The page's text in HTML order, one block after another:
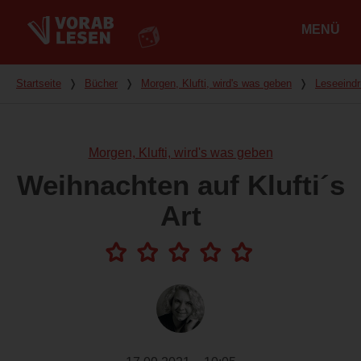
MENÜ
Du bist hier
Startseite ❭ Bücher ❭ Morgen, Klufti, wird's was geben ❭
Morgen, Klufti, wird's was geben
Weihnachten auf Klufti´s
Art